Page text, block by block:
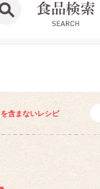
を含まないレシピ